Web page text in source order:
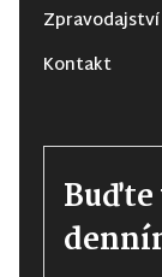
Kontakt
Buďte